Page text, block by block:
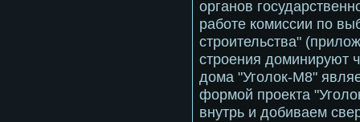
органов
работе комиссии по
строительства"
строения доминируют
дома "Уголок-М8"
формой проекта
внутрь и добиваем